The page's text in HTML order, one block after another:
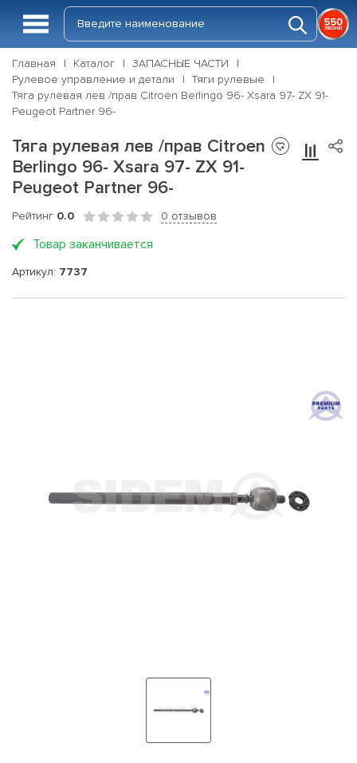
Главная Каталог
ЗАПАСНЫЕ ЧАСТИ
Рулевое управление и детали
Тяги рулевые
Тяга рулевая лев /прав Citroen Berlingo 96- Xsara 97- ZX 91-
Peugeot Partner 96-
Тяга рулевая лев /прав Citroen
Berlingo 96- Xsara 97- ZX 91-
Peugeot Partner 96-
Рейтинг 0.0 0 отзывов
Товар заканчивается
Артикул: 7737